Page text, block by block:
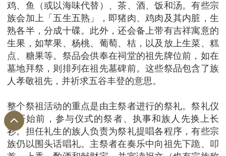
鸡、鱼（或以海味代替）、茶、酒、饭和汤。有些宗
族会加上「五生五熟」，即猪肉、鸡肉及其内脏，生
熟各半，分成十碟。此外，还会备上带有吉祥寓意的
生果，如苹果、杨桃、葡萄、桔，以及放上生菜、糕
点、糖果等。祭品会供奉在祠堂的祖先牌位前，如在
墓地拜祭，则排列在祖先墓碑前。这些祭品包含了族
人孝敬祖先，并祈求五谷丰登的意思。
整个祭祖活动的重点是由主祭者进行的祭礼。祭礼仪
式开始前，参与仪式的祭者、执事和族人先换上长
衫。担任礼生的族人负责为祭礼提唱各程序，有些宗
族仍以围头话唱礼。主祭者在奏乐中向祖先下跪、叩